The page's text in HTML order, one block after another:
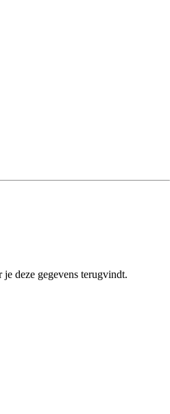
deze gegevens terugvindt.